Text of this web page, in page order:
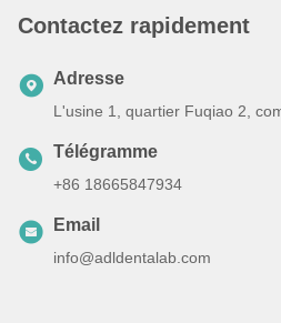
Contactez rapidement
Adresse
L'usine 1, quartier Fuqiao 2,
Télégramme
+86 18665847934
Email
info@adldentalab.com